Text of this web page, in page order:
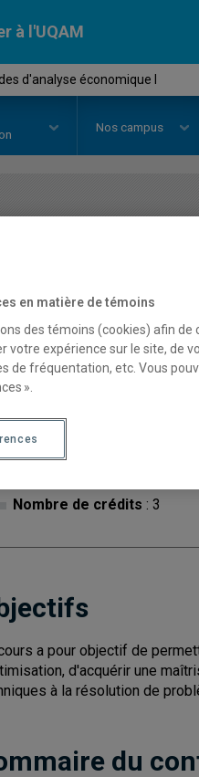
à l'UQAM
d'analyse économique I
Nos campus
Description
Cycle
Nombre de crédits : 3
a pour objectif de
d'acquérir une
à la résolution de
du
en matière de témoins
des témoins (cookies) afin
votre expérience sur le site, de
de fréquentation, etc. Vous
».